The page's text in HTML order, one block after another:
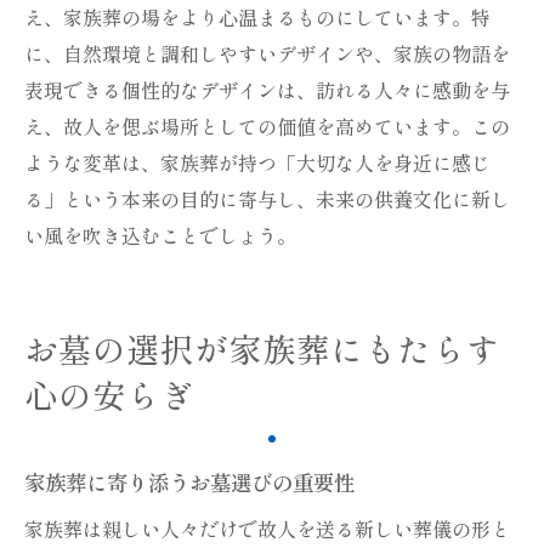
え、家族葬の場をより心温まるものにしています。特
に、自然環境と調和しやすいデザインや、家族の物語を
表現できる個性的なデザインは、訪れる人々に感動を与
え、故人を偲ぶ場所としての価値を高めています。この
ような変革は、家族葬が持つ「大切な人を身近に感じ
る」という本来の目的に寄与し、未来の供養文化に新し
い風を吹き込むことでしょう。
お墓の選択が家族葬にもたらす
心の安らぎ
家族葬に寄り添うお墓選びの重要性
家族葬は親しい人々だけで故人を送る新しい葬儀の形と